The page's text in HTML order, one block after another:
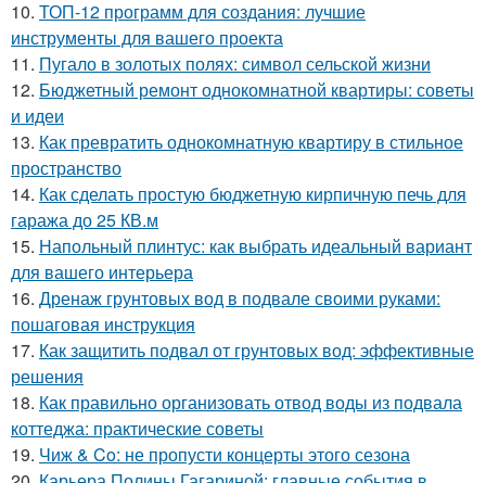
10. ТОП-12 программ для создания: лучшие
инструменты для вашего проекта
11. Пугало в золотых полях: символ сельской жизни
12. Бюджетный ремонт однокомнатной квартиры: советы
и идеи
13. Как превратить однокомнатную квартиру в стильное
пространство
14. Как сделать простую бюджетную кирпичную печь для
гаража до 25 КВ.м
15. Напольный плинтус: как выбрать идеальный вариант
для вашего интерьера
16. Дренаж грунтовых вод в подвале своими руками:
пошаговая инструкция
17. Как защитить подвал от грунтовых вод: эффективные
решения
18. Как правильно организовать отвод воды из подвала
коттеджа: практические советы
19. Чиж & Co: не пропусти концерты этого сезона